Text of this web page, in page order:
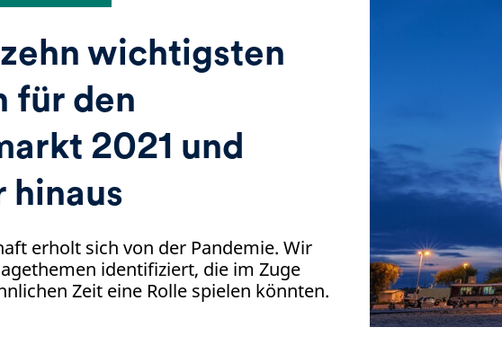
wichtigsten
für den
2021 und
hinaus
erholt sich von der Pandemie. Wir
identifiziert, die im Zuge
Zeit eine Rolle spielen könnten.